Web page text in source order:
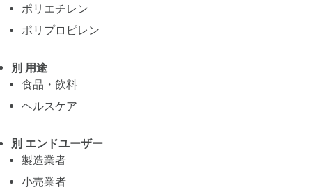
ポリエチレン
ポリプロピレン
別 用途
食品・飲料
ヘルスケア
別 エンドユーザー
製造業者
小売業者